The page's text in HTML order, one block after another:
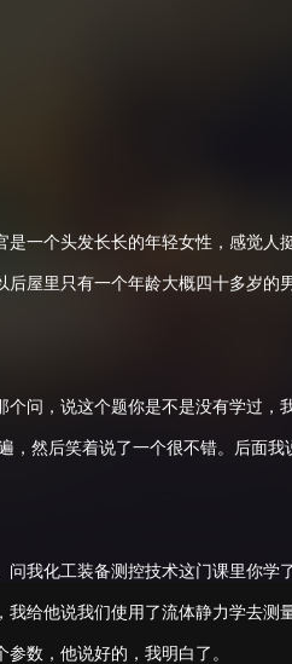
一个头发长长的年轻女性，感觉
屋里只有一个年龄大概四十多岁的
问，说这个题你是不是没有学过
，然后笑着说了一个很不错。后面
我化工装备测控技术这门课里你
给他说我们使用了流体静力学去测
数，他说好的，我明白了。